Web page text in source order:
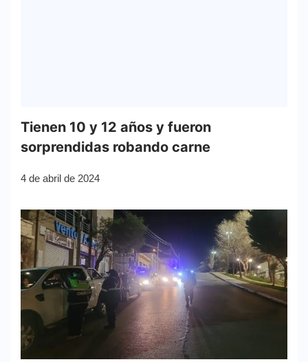
Tienen 10 y 12 años y fueron
sorprendidas robando carne
4 de abril de 2024